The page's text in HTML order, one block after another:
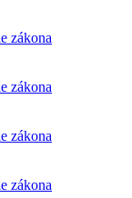
zákona
zákona
zákona
zákona